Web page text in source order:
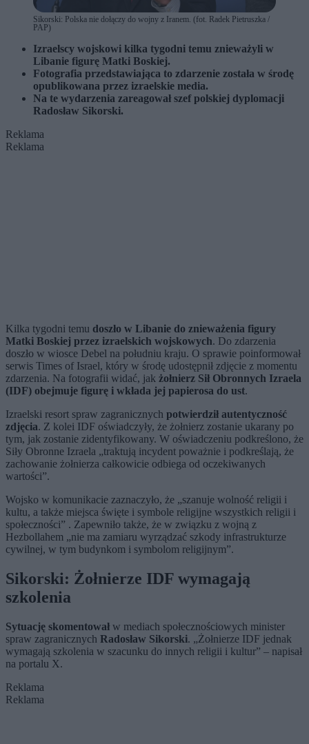
Sikorski: Polska nie dołączy do wojny z Iranem. (fot. Radek Pietruszka /
PAP)
Izraelscy wojskowi kilka tygodni temu znieważyli w
Libanie figurę Matki Boskiej.
Fotografia przedstawiająca to zdarzenie została w środę
opublikowana przez izraelskie media.
Na te wydarzenia zareagował szef polskiej dyplomacji
Radosław Sikorski.
Reklama
Reklama
Kilka tygodni temu doszło w Libanie do znieważenia figury
Matki Boskiej przez izraelskich wojskowych. Do zdarzenia
doszło w wiosce Debel na południu kraju. O sprawie poinformował
serwis Times of Israel, który w środę udostępnił zdjęcie z momentu
zdarzenia. Na fotografii widać, jak żołnierz Sił Obronnych Izraela
(IDF) obejmuje figurę i wkłada jej papierosa do ust.
Izraelski resort spraw zagranicznych potwierdził autentyczność
zdjęcia. Z kolei IDF oświadczyły, że żołnierz zostanie ukarany po
tym, jak zostanie zidentyfikowany. W oświadczeniu podkreślono, że
Siły Obronne Izraela „traktują incydent poważnie i podkreślają, że
zachowanie żołnierza całkowicie odbiega od oczekiwanych
wartości”.
Wojsko w komunikacie zaznaczyło, że „szanuje wolność religii i
kultu, a także miejsca święte i symbole religijne wszystkich religii i
społeczności” . Zapewniło także, że w związku z wojną z
Hezbollahem „nie ma zamiaru wyrządzać szkody infrastrukturze
cywilnej, w tym budynkom i symbolom religijnym”.
Sikorski: Żołnierze IDF wymagają
szkolenia
Sytuację skomentował w mediach społecznościowych minister
spraw zagranicznych Radosław Sikorski. „Żołnierze IDF jednak
wymagają szkolenia w szacunku do innych religii i kultur” – napisał
na portalu X.
Reklama
Reklama